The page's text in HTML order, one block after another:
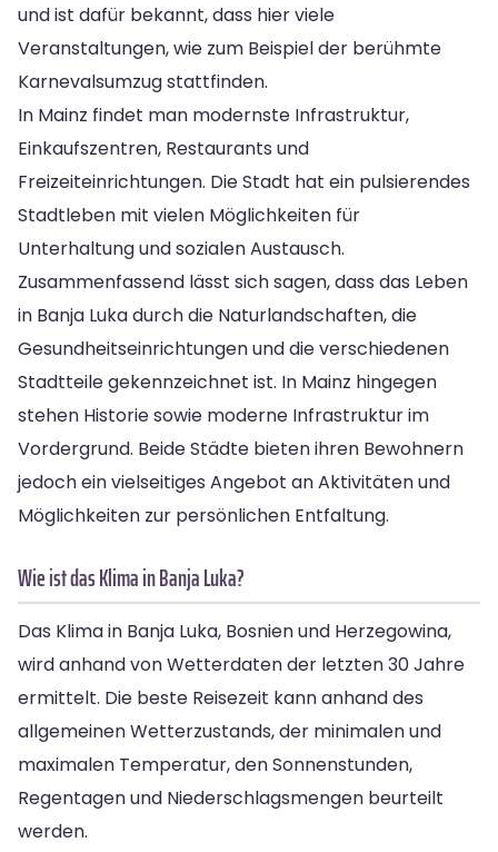
und ist dafür bekannt, dass hier viele
Veranstaltungen, wie zum Beispiel der berühmte
Karnevalsumzug stattfinden.
In Mainz findet man modernste Infrastruktur,
Einkaufszentren, Restaurants und
Freizeiteinrichtungen. Die Stadt hat ein pulsierendes
Stadtleben mit vielen Möglichkeiten für
Unterhaltung und sozialen Austausch.
Zusammenfassend lässt sich sagen, dass das Leben
in Banja Luka durch die Naturlandschaften, die
Gesundheitseinrichtungen und die verschiedenen
Stadtteile gekennzeichnet ist. In Mainz hingegen
stehen Historie sowie moderne Infrastruktur im
Vordergrund. Beide Städte bieten ihren Bewohnern
jedoch ein vielseitiges Angebot an Aktivitäten und
Möglichkeiten zur persönlichen Entfaltung.
Wie ist das Klima in Banja Luka?
Das Klima in Banja Luka, Bosnien und Herzegowina,
wird anhand von Wetterdaten der letzten 30 Jahre
ermittelt. Die beste Reisezeit kann anhand des
allgemeinen Wetterzustands, der minimalen und
maximalen Temperatur, den Sonnenstunden,
Regentagen und Niederschlagsmengen beurteilt
werden.